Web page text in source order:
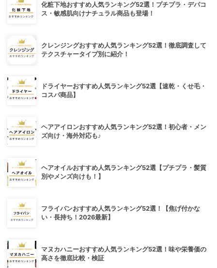
化粧下地おすすめ人気ランキング52選！プチプラ・デパコ
ス・敏感肌向けナチュラル商品も登場！
クレンジングおすすめ人気ランキング52選！徹底調査して
テクスチャータイプ別に紹介！
ドライヤーおすすめ人気ランキング52選【速乾・くせ毛・
コスパ商品】
ヘアアイロンおすすめ人気ランキング52選！初心者・メン
ズ向け・海外対応も♪
ヘアオイルおすすめ人気ランキング52選【プチプラ・髪質
別やメンズ向けも！】
フライパンおすすめ人気ランキング52選！【焦げ付かな
い・長持ち！2026最新】
マヌカハニーおすすめ人気ランキング52選！味や栄養価の
高さを徹底比較・検証